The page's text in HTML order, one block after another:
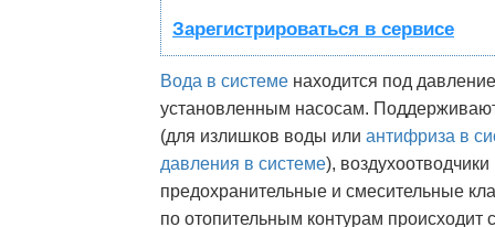
Зарегистрироваться в сервисе
Вода в системе находится под
установленным насосам.
(для излишков воды или антифриза в
давления в системе),
предохранительные и смесительные
по отопительным контурам